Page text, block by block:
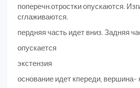
поперечн.отростки опускаются.
сглаживаются.
пердняя часть идет вниз. Задняя
опускается
экстензия
основание идет кпереди, вершина-